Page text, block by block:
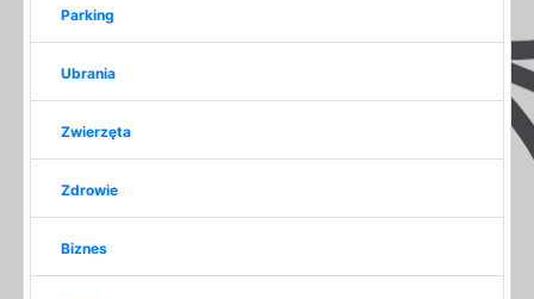
Parking
Ubrania
Zwierzęta
Zdrowie
Biznes